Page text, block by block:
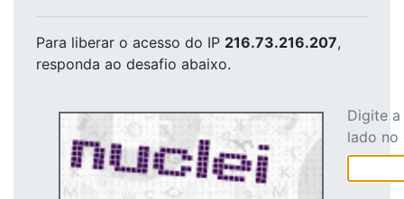
Para liberar o acesso do IP 216.73.216.207,
responda ao desafio abaixo.
Digite
lado no